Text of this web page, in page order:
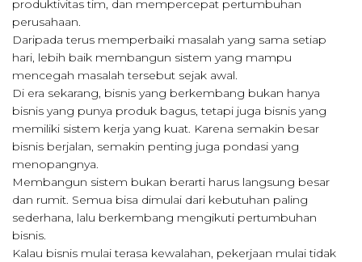
produktivitas tim, dan mempercepat pertumbuhan
perusahaan.
Daripada terus memperbaiki masalah yang sama setiap
hari, lebih baik membangun sistem yang mampu
mencegah masalah tersebut sejak awal.
Di era sekarang, bisnis yang berkembang bukan hanya
bisnis yang punya produk bagus, tetapi juga bisnis yang
memiliki sistem kerja yang kuat. Karena semakin besar
bisnis berjalan, semakin penting juga pondasi yang
menopangnya.
Membangun sistem bukan berarti harus langsung besar
dan rumit. Semua bisa dimulai dari kebutuhan paling
sederhana, lalu berkembang mengikuti pertumbuhan
bisnis.
Kalau bisnis mulai terasa kewalahan, pekerjaan mulai tidak